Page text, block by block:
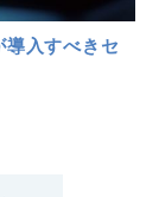
導入すべきセ